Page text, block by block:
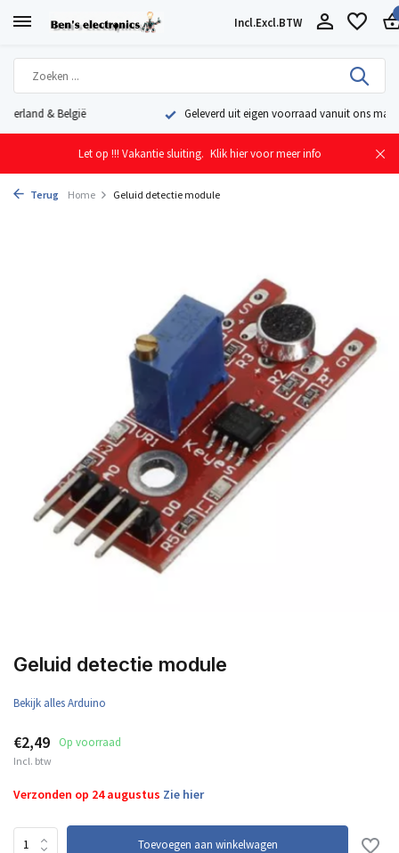
Incl.Excl.BTW
Geleverd uit eigen voorraad vanuit ons magazijn in Nederland
Let op !!! Vakantie sluiting. Klik hier voor meer info
Terug Home Geluid detectie module
Geluid detectie module
Bekijk alles Arduino
€2,49 Op voorraad
Incl. btw
Verzonden op 24 augustus Zie hier
Toevoegen aan winkelwagen